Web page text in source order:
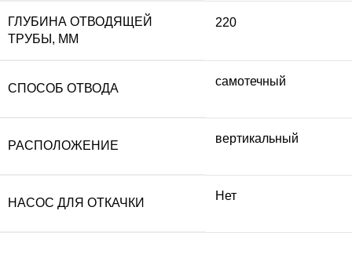
ГЛУБИНА ОТВОДЯЩЕЙ
ТРУБЫ, ММ
220
СПОСОБ ОТВОДА
самотечный
РАСПОЛОЖЕНИЕ
вертикальный
НАСОС ДЛЯ ОТКАЧКИ
Нет